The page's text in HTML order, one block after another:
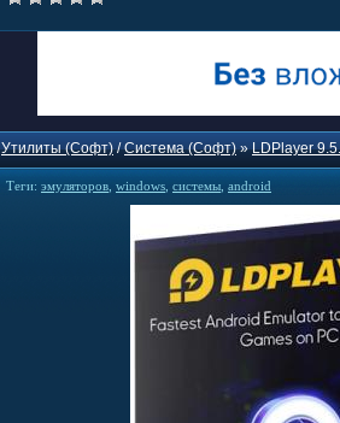
Утилиты (Софт)/Система (Софт)»LDPlayer
Теги: эмуляторов windows системы android